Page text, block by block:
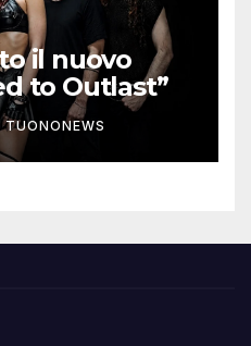
il nuovo
to Outlast”
TUONONEWS